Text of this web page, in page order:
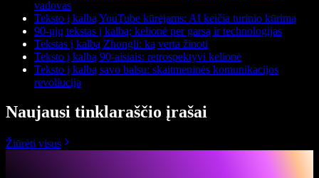
vadovas
Teksto į kalbą YouTube kūrėjams: AI keičia turinio kūrimą
90-ųjų tekstas į kalbą: kelionė per garsą ir technologijas
Tekstas į kalbą Zhongli: ką verta žinoti
Teksto į kalbą 90-aisiais: retrospektyvi kelionė
Teksto į kalbą savo balsu: skaitmeninės komunikacijos
revoliucija
Naujausi tinklaraščio įrašai
Žiūrėti visus